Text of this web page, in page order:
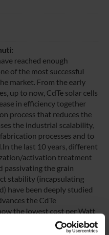
reached enough
of the most successful
market. From the early
up to now, CdTe solar cells
in efficiency together
process that reduces the
the industrial scalability,
processes and to
the last 10 years, different
activation treatment
passivating the grain
stability (incapsulating
have been deeply studied
the CdTe
the lowest cost per Watt
of material involved, the
process and the fast